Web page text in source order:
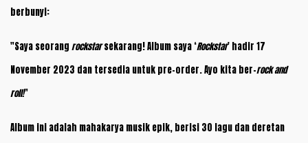
berbunyi:
"Saya seorang rockstarsekarang! Album saya ‘Rockstar' hadir 17
November 2023 dan tersedia untuk pre-order. Ayo kita ber-rock and
roll!"
Album ini adalah mahakarya musik epik, berisi 30 lagu dan deretan